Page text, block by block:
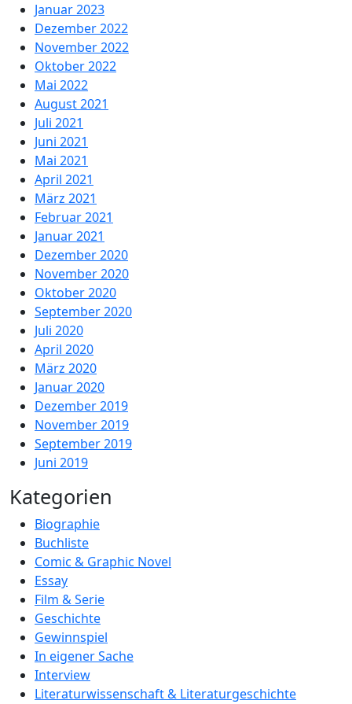
Januar 2023
Dezember 2022
November 2022
Oktober 2022
Mai 2022
August 2021
Juli 2021
Juni 2021
Mai 2021
April 2021
März 2021
Februar 2021
Januar 2021
Dezember 2020
November 2020
Oktober 2020
September 2020
Juli 2020
April 2020
März 2020
Januar 2020
Dezember 2019
November 2019
September 2019
Juni 2019
Kategorien
Biographie
Buchliste
Comic & Graphic Novel
Essay
Film & Serie
Geschichte
Gewinnspiel
In eigener Sache
Interview
Literaturwissenschaft & Literaturgeschichte